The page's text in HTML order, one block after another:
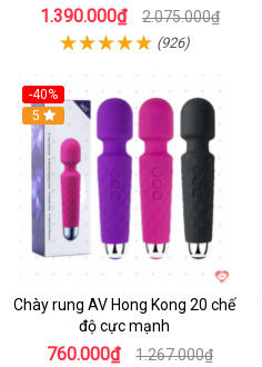
1.390.000₫ 2.075.000₫
(926)
-40%
5
Chày rung AV Hong Kong 20 chế
độ cực mạnh
760.000₫ 1.267.000₫